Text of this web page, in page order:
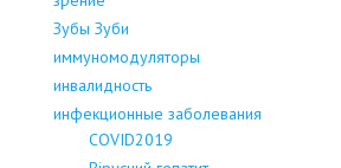
Зубы Зуби
иммуномодуляторы
инвалидность
инфекционные заболевания
COVID2019